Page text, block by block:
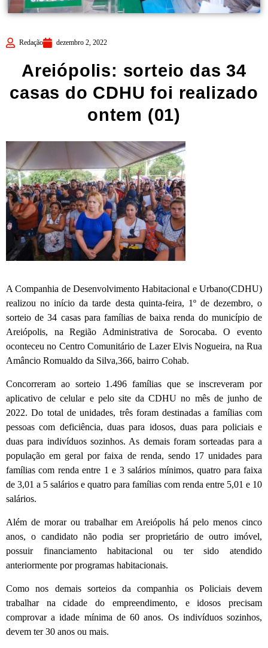
Redação dezembro 2, 2022
Areiópolis: sorteio das 34
casas do CDHU foi realizado
ontem (01)
A Companhia de Desenvolvimento Habitacional e Urbano(CDHU)
realizou no início da tarde desta quinta-feira, 1º de dezembro, o
sorteio de 34 casas para famílias de baixa renda do município de
Areiópolis, na Região Administrativa de Sorocaba. O evento
oconteceu no Centro Comunitário de Lazer Elvis Nogueira, na Rua
Amâncio Romualdo da Silva,366, bairro Cohab.
Concorreram ao sorteio 1.496 famílias que se inscreveram por
aplicativo de celular e pelo site da CDHU no mês de junho de
2022. Do total de unidades, três foram destinadas a famílias com
pessoas com deficiência, duas para idosos, duas para policiais e
duas para indivíduos sozinhos. As demais foram sorteadas para a
população em geral por faixa de renda, sendo 17 unidades para
famílias com renda entre 1 e 3 salários mínimos, quatro para faixa
de 3,01 a 5 salários e quatro para famílias com renda entre 5,01 e 10
salários.
Além de morar ou trabalhar em Areiópolis há pelo menos cinco
anos, o candidato não podia ser proprietário de outro imóvel,
possuir financiamento habitacional ou ter sido atendido
anteriormente por programas habitacionais.
Como nos demais sorteios da companhia os Policiais devem
trabalhar na cidade do empreendimento, e idosos precisam
comprovar a idade mínima de 60 anos. Os indivíduos sozinhos,
devem ter 30 anos ou mais.